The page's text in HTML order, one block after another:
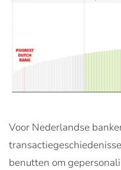
Voor Nederlandse
benutten om